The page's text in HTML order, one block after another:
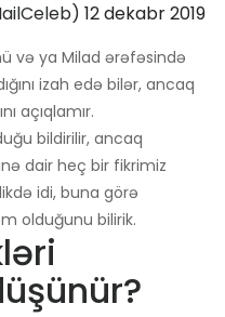
12 dekabr 2019
və ya Milad ərəfəsində
izah edə bilər, ancaq
açıqlamır.
bildirilir, ancaq
dair heç bir fikrimiz
idi, buna görə
olduğunu bilirik.